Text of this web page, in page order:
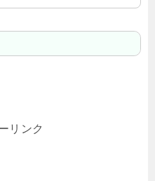
。「法華津
リンク